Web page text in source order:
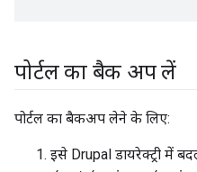
पोर्टल का बैक अप लें
पोर्टल का बैकअप लेने के लिए:
इसे Drupal डायरेक्ट्री में